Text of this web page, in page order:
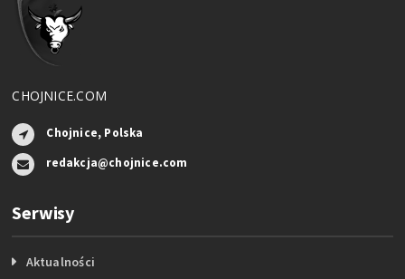
CHOJNICE.COM
Chojnice, Polska
redakcja@chojnice.com
Serwisy
Aktualności